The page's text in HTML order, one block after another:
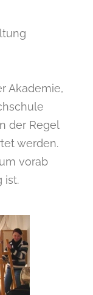
Akademie,
der Regel
werden.
vorab
ist.